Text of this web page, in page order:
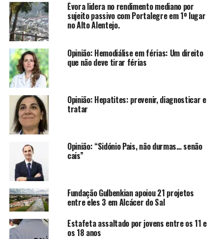
Évora lidera no rendimento mediano por
sujeito passivo com Portalegre em 1º lugar
no Alto Alentejo.
Opinião: Hemodiálise em férias: Um direito
que não deve tirar férias
Opinião: Hepatites: prevenir, diagnosticar e
tratar
Opinião: “Sidónio Pais, não durmas… senão
cais”
Fundação Gulbenkian apoiou 21 projetos
entre eles 3 em Alcácer do Sal
Estafeta assaltado por jovens entre os 11 e
os 18 anos